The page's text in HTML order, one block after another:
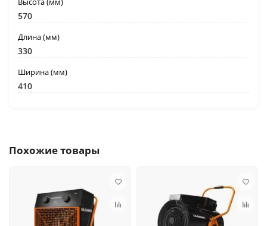
570
Длина (мм)
330
Ширина (мм)
410
Похожие товары